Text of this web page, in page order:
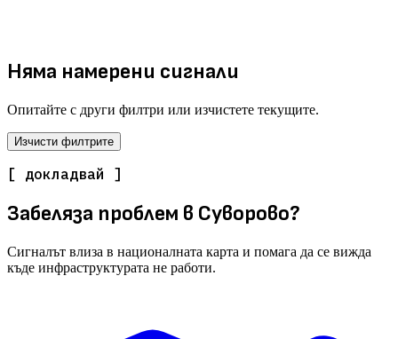
Няма намерени сигнали
Опитайте с други филтри или изчистете текущите.
Изчисти филтрите
[ докладвай ]
Забеляза проблем в Суворово?
Сигналът влиза в националната карта и помага да се вижда
къде инфраструктурата не работи.